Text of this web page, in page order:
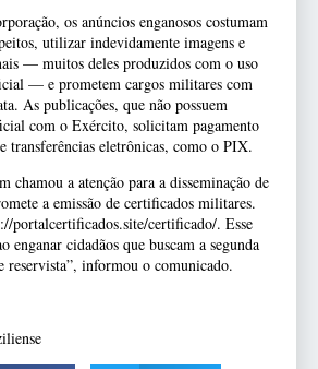
os anúncios enganosos costumam
utilizar indevidamente imagens e
— muitos deles produzidos com o uso
— e prometem cargos militares com
As publicações, que não possuem
com o Exército, solicitam pagamento
transferências eletrônicas, como o PIX.
chamou a atenção para a disseminação de
a emissão de certificados militares.
portalcertificados.site/certificado/. Esse
enganar cidadãos que buscam a segunda
reservista”, informou o comunicado.